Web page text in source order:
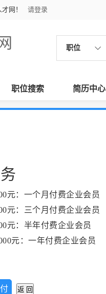
网！ 请登录
职位
职位搜索 简历中心
元：一个月付费企业会员
元：三个月付费企业会员
元：半年付费企业会员
元：一年付费企业会员